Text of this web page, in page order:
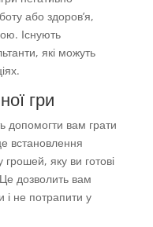
або здоров’я,
Існують
які можуть
гри
допомогти вам грати
встановлення
яку ви готові
дозволить вам
і не потрапити у